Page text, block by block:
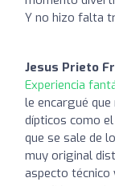
Y no hizo falta
Jesus Prieto
Experiencia
le encargué
dípticos como
que se sale de
muy original
aspecto técnico